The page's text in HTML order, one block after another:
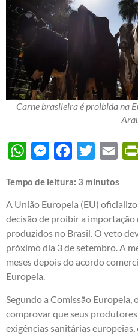
Carne brasileira é proibida na
WhatsAppMessengerFacebook
Twitter Email
Tempo de leitura: 3 minutos
A União Europeia (EU)
decisão de proibir a importação
produzidos no Brasil. O veto
próximo dia 3 de setembro. A
meses depois do acordo
Europeia.
Segundo a Comissão Europeia,
comprovar que seus
exigências sanitárias